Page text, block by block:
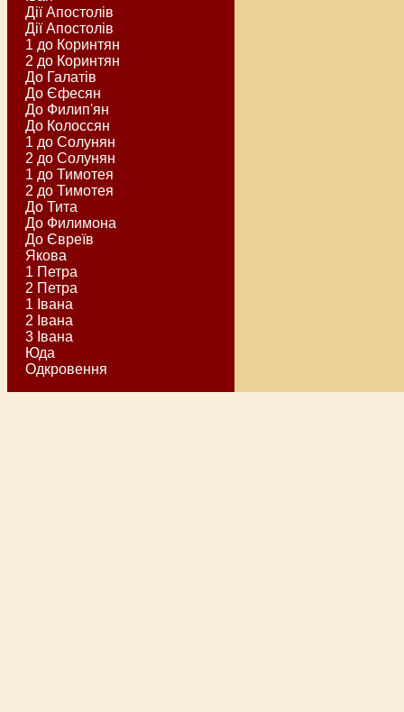
Дії Апостолів
Дії Апостолів
1 до Коринтян
2 до Коринтян
До Галатів
До Єфесян
До Филип'ян
До Колоссян
1 до Солунян
2 до Солунян
1 до Тимотея
2 до Тимотея
До Тита
До Филимона
До Євреїв
Якова
1 Петра
2 Петра
1 Івана
2 Івана
3 Івана
Юда
Одкровення